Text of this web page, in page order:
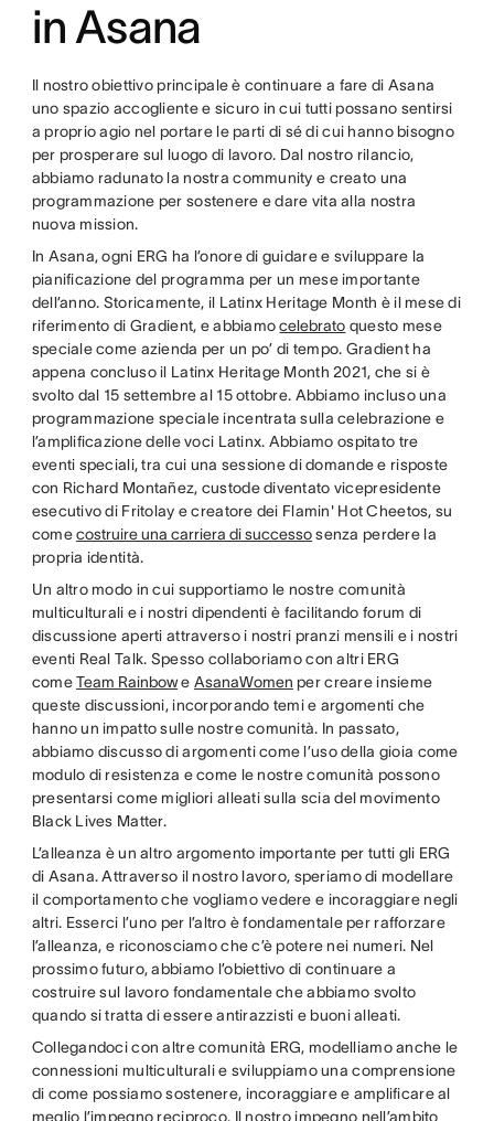
in Asana
Il nostro obiettivo principale è continuare a fare di Asana
uno spazio accogliente e sicuro in cui tutti possano sentirsi
a proprio agio nel portare le parti di sé di cui hanno bisogno
per prosperare sul luogo di lavoro. Dal nostro rilancio,
abbiamo radunato la nostra community e creato una
programmazione per sostenere e dare vita alla nostra
nuova mission.
In Asana, ogni ERG ha l’onore di guidare e sviluppare la
pianificazione del programma per un mese importante
dell’anno. Storicamente, il Latinx Heritage Month è il mese di
riferimento di Gradient, e abbiamocelebrato questo mese
speciale come azienda per un po’ di tempo. Gradient ha
appena concluso il Latinx Heritage Month 2021, che si è
svolto dal 15 settembre al 15 ottobre. Abbiamo incluso una
programmazione speciale incentrata sulla celebrazione e
l’amplificazione delle voci Latinx. Abbiamo ospitato tre
eventi speciali, tra cui una sessione di domande e risposte
con Richard Montañez, custode diventato vicepresidente
esecutivo di Fritolay e creatore dei Flamin' Hot Cheetos, su
comecostruire una carriera di successosenza perdere la
propria identità.
Un altro modo in cui supportiamo le nostre comunità
multiculturali e i nostri dipendenti è facilitando forum di
discussione aperti attraverso i nostri pranzi mensili e i nostri
eventi Real Talk. Spesso collaboriamo con altri ERG
comeTeam Rainbowe AsanaWomen per creare insieme
queste discussioni, incorporando temi e argomenti che
hanno un impatto sulle nostre comunità. In passato,
abbiamo discusso di argomenti come l’uso della gioia come
modulo di resistenza e come le nostre comunità possono
presentarsi come migliori alleati sulla scia del movimento
Black Lives Matter.
L’alleanza è un altro argomento importante per tutti gli ERG
di Asana. Attraverso il nostro lavoro, speriamo di modellare
il comportamento che vogliamo vedere e incoraggiare negli
altri. Esserci l’uno per l’altro è fondamentale per rafforzare
l’alleanza, e riconosciamo che c’è potere nei numeri. Nel
prossimo futuro, abbiamo l’obiettivo di continuare a
costruire sul lavoro fondamentale che abbiamo svolto
quando si tratta di essere antirazzisti e buoni alleati.
Collegandoci con altre comunità ERG, modelliamo anche le
connessioni multiculturali e sviluppiamo una comprensione
di come possiamo sostenere, incoraggiare e amplificare al
meglio l’impegno reciproco. Il nostro impegno nell’ambito